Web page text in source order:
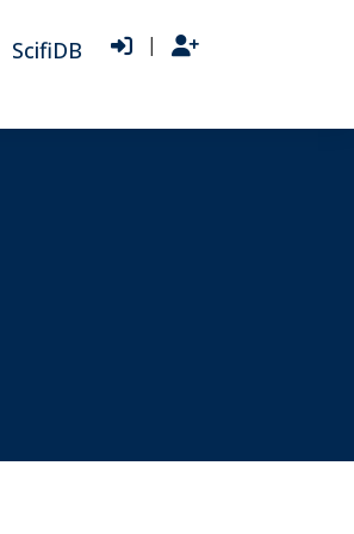
ScifiDB |